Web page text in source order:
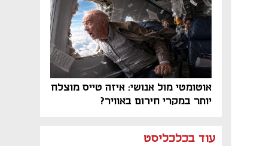
אוטומטי מול אנושי: איזה טייס מוצלח
יותר במקרי חירום באוויר?
עוד בכלכליסט